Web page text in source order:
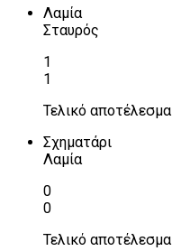
Λαμία
Σταυρός
1
1
Τελικό αποτέλεσμα
Σχηματάρι
Λαμία
0
0
Τελικό αποτέλεσμα